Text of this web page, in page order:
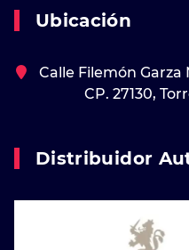
Ubicación
Calle Filemón Garza
CP. 27130,
Distribuidor